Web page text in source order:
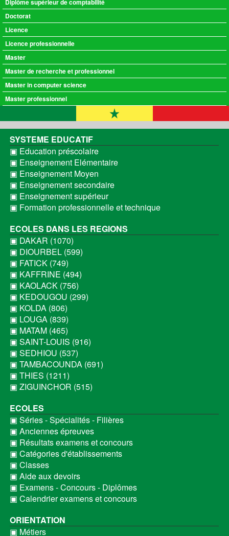
Diplôme supérieur de comptabilité
Doctorat
Licence
Licence professionnelle
Master
Master de recherche et professionnel
Master in computer science
Master professionnel
SYSTEME EDUCATIF
▣ Education préscolaire
▣ Enseignement Elémentaire
▣ Enseignement Moyen
▣ Enseignement secondaire
▣ Enseignement supérieur
▣ Formation professionnelle et technique
ECOLES DANS LES REGIONS
▣ DAKAR (1070)
▣ DIOURBEL (599)
▣ FATICK (749)
▣ KAFFRINE (494)
▣ KAOLACK (756)
▣ KEDOUGOU (299)
▣ KOLDA (806)
▣ LOUGA (839)
▣ MATAM (465)
▣ SAINT-LOUIS (916)
▣ SEDHIOU (537)
▣ TAMBACOUNDA (691)
▣ THIES (1211)
▣ ZIGUINCHOR (515)
ECOLES
▣ Séries - Spécialités - Filières
▣ Anciennes épreuves
▣ Résultats examens et concours
▣ Catégories d'établissements
▣ Classes
▣ Aide aux devoirs
▣ Examens - Concours - Diplômes
▣ Calendrier examens et concours
ORIENTATION
▣ Métiers